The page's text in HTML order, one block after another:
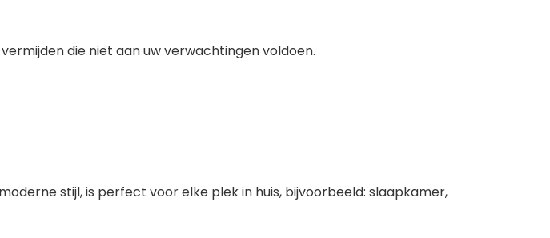
die niet aan uw verwachtingen voldoen.
stijl, is perfect voor elke plek in huis, bijvoorbeeld: slaapkamer,